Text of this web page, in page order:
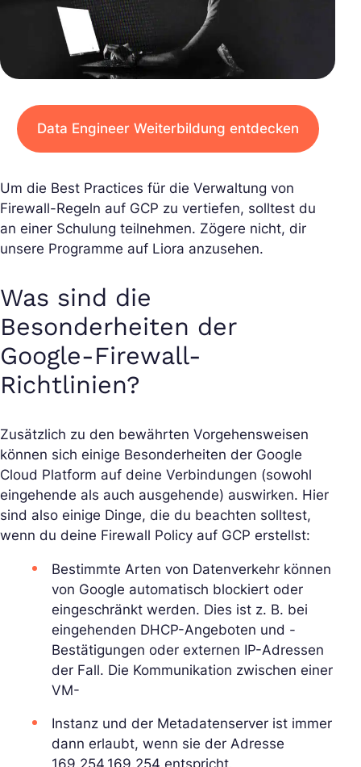
Data Engineer Weiterbildung entdecken
Um die Best Practices für die Verwaltung von
Firewall-Regeln auf GCP zu vertiefen, solltest du
an einer Schulung teilnehmen. Zögere nicht, dir
unsere Programme auf Liora anzusehen.
Was sind die
Besonderheiten der
Google-Firewall-
Richtlinien?
Zusätzlich zu den bewährten Vorgehensweisen
können sich einige Besonderheiten der Google
Cloud Platform auf deine Verbindungen (sowohl
eingehende als auch ausgehende) auswirken. Hier
sind also einige Dinge, die du beachten solltest,
wenn du deine Firewall Policy auf GCP erstellst:
Bestimmte Arten von Datenverkehr können
von Google automatisch blockiert oder
eingeschränkt werden. Dies ist z. B. bei
eingehenden DHCP-Angeboten und -
Bestätigungen oder externen IP-Adressen
der Fall. Die Kommunikation zwischen einer
VM-
Instanz und der Metadatenserver ist immer
dann erlaubt, wenn sie der Adresse
169.254.169.254 entspricht.